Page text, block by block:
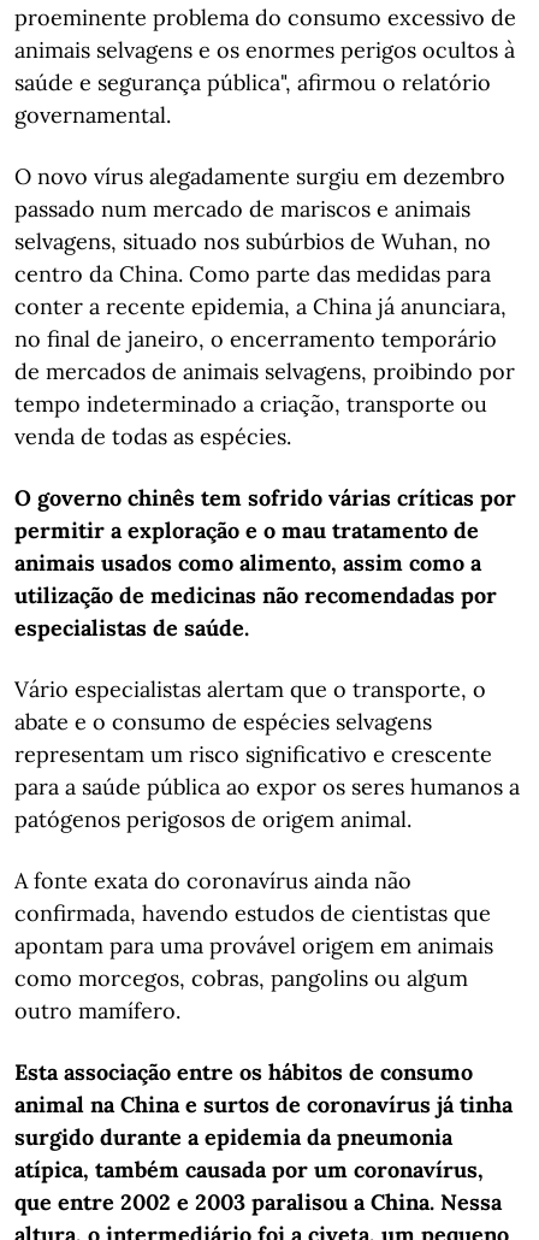
proeminente problema do consumo excessivo de
animais selvagens e os enormes perigos ocultos à
saúde e segurança pública", afirmou o relatório
governamental.
O novo vírus alegadamente surgiu em dezembro
passado num mercado de mariscos e animais
selvagens, situado nos subúrbios de Wuhan, no
centro da China. Como parte das medidas para
conter a recente epidemia, a China já anunciara,
no final de janeiro, o encerramento temporário
de mercados de animais selvagens, proibindo por
tempo indeterminado a criação, transporte ou
venda de todas as espécies.
O governo chinês tem sofrido várias críticas por
permitir a exploração e o mau tratamento de
animais usados como alimento, assim como a
utilização de medicinas não recomendadas por
especialistas de saúde.
Vário especialistas alertam que o transporte, o
abate e o consumo de espécies selvagens
representam um risco significativo e crescente
para a saúde pública ao expor os seres humanos a
patógenos perigosos de origem animal.
A fonte exata do coronavírus ainda não
confirmada, havendo estudos de cientistas que
apontam para uma provável origem em animais
como morcegos, cobras, pangolins ou algum
outro mamífero.
Esta associação entre os hábitos de consumo
animal na China e surtos de coronavírus já tinha
surgido durante a epidemia da pneumonia
atípica, também causada por um coronavírus,
que entre 2002 e 2003 paralisou a China. Nessa